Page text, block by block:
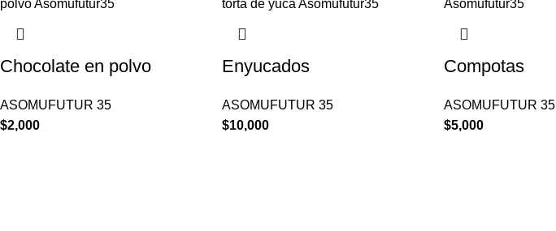
Chocolate en polvo
ASOMUFUTUR 35
$2,000
Enyucados
ASOMUFUTUR 35
$10,000
Compotas
ASOMUFUTUR 35
$5,000